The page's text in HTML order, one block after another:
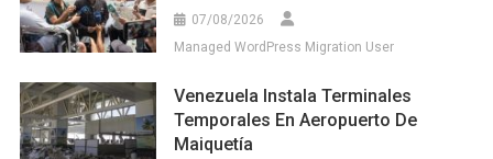
07/08/2026
Managed WordPress Migration User
Venezuela Instala Terminales
Temporales En Aeropuerto De
Maiquetía